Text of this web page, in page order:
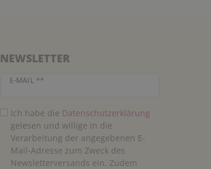
NEWSLETTER
E-MAIL **
Newsletter Honig
Ich habe die Daten­schutz­erklärung
gelesen und willige in die
Verarbeitung der angegebenen E-
Mail-Adresse zum Zweck des
Newsletterversands ein. Zudem